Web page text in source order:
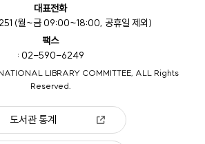
대표전화
(월~금 09:00~18:00, 공휴일 제외)
팩스
: 02-590-6249
LIBRARY COMMITTEE, ALL Rights
Reserved.
도서관 통계